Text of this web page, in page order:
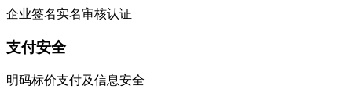
企业签名实名审核认证
支付安全
明码标价支付及信息安全